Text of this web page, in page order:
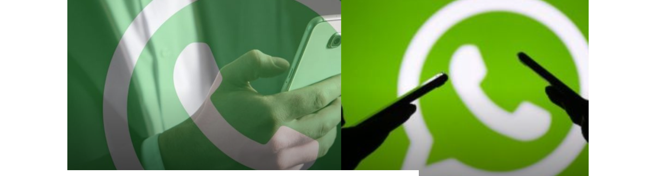
mode
et
style